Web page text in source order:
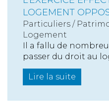
LOGEMENT
Particuliers /
Logement
Il a fallu de
passer du droit au
Lire la suite